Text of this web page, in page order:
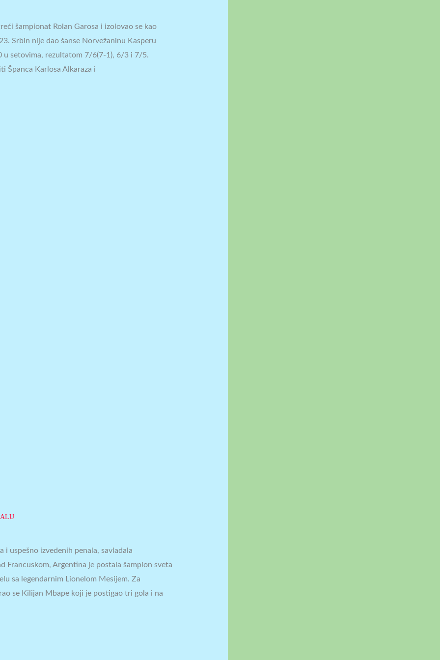
šampionat Rolan Garosa i izolovao se kao
Srbin nije dao šanse Norvežaninu Kasperu
u setovima, rezultatom 7/6(7-1), 6/3 i 7/5.
Španca Karlosa Alkaraza i
uspešno izvedenih penala, savladala
Francuskom, Argentina je postala šampion sveta
sa legendarnim Lionelom Mesijem. Za
se Kilijan Mbape koji je postigao tri gola i na